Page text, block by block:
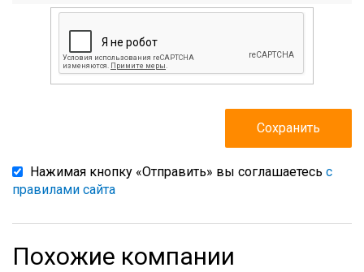
Нажимая кнопку «Отправить» вы соглашаетесь с
правилами сайта
Похожие компании